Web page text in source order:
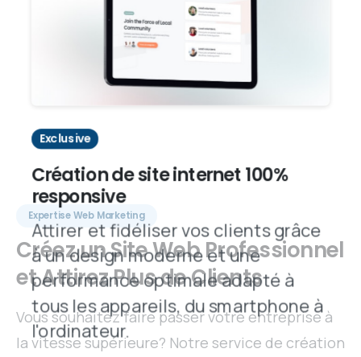
Exclusive
Création de site internet 100%
responsive
Attirer et fidéliser vos clients grâce
à un design moderne et une
performance optimale adapté à
tous les appareils, du smartphone à
l'ordinateur.
Expertise Web Marketing
CréezunSiteWeb Professionnel
etAttirezPlusdeClients
Vous souhaitez faire passer votre entreprise à
la vitesse supérieure? Notre service de création